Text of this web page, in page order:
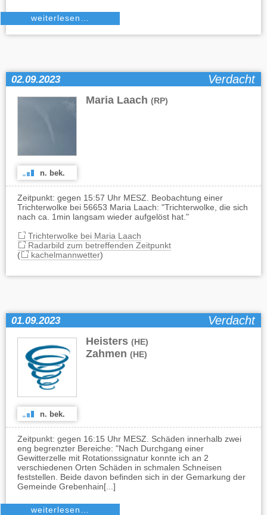
weiterlesen…
02.09.2023 Verdacht
Maria Laach (RP)
n. bek.
Zeitpunkt: gegen 15:57 Uhr MESZ. Beobachtung einer
Trichterwolke bei 56653 Maria Laach: "Trichterwolke, die sich
nach ca. 1min langsam wieder aufgelöst hat."
Trichterwolke bei Maria Laach
Radarbild zum betreffenden Zeitpunkt
(
kachelmannwetter)
01.09.2023 Verdacht
Heisters (HE)
Zahmen (HE)
n. bek.
Zeitpunkt: gegen 16:15 Uhr MESZ. Schäden innerhalb zwei
eng begrenzter Bereiche: "Nach Durchgang einer
Gewitterzelle mit Rotationssignatur konnte ich an 2
verschiedenen Orten Schäden in schmalen Schneisen
feststellen. Beide davon befinden sich in der Gemarkung der
Gemeinde Grebenhain[...]
weiterlesen…